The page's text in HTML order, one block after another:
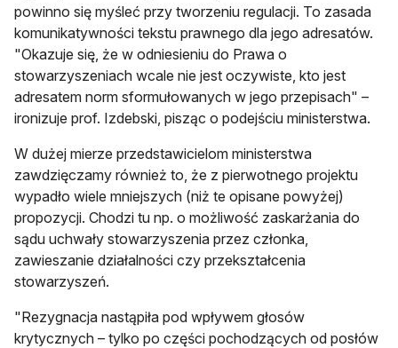
powinno się myśleć przy tworzeniu regulacji. To zasada
komunikatywności tekstu prawnego dla jego adresatów.
"Okazuje się, że w odniesieniu do Prawa o
stowarzyszeniach wcale nie jest oczywiste, kto jest
adresatem norm sformułowanych w jego przepisach" –
ironizuje prof. Izdebski, pisząc o podejściu ministerstwa.
W dużej mierze przedstawicielom ministerstwa
zawdzięczamy również to, że z pierwotnego projektu
wypadło wiele mniejszych (niż te opisane powyżej)
propozycji. Chodzi tu np. o możliwość zaskarżania do
sądu uchwały stowarzyszenia przez członka,
zawieszanie działalności czy przekształcenia
stowarzyszeń.
"Rezygnacja nastąpiła pod wpływem głosów
krytycznych – tylko po części pochodzących od posłów